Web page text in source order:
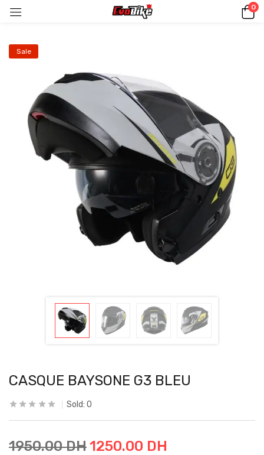
0
Sale
CASQUE BAYSONE G3 BLEU
Sold: 0
1950.00DH1250.00 DH